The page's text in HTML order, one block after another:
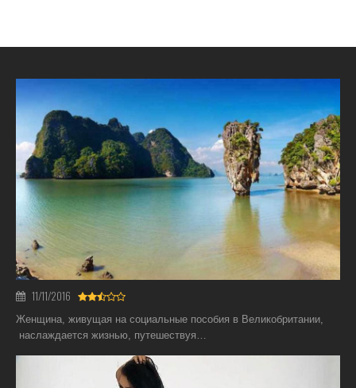
11/11/2016
Женщина, живущая на социальные пособия в Великобритании,
наслаждается жизнью, путешествуя…